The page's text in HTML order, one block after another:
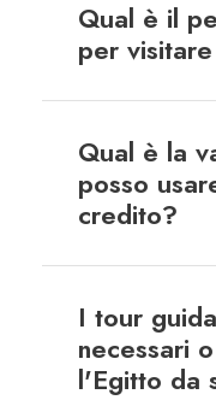
Qual è il
per
Qual è la
posso
credito?
I tour
necessari
l'Egitto da